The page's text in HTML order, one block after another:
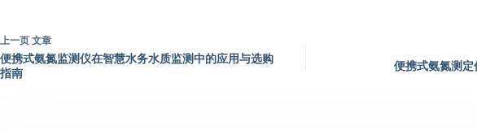
上一页 文章
便携式氨氮监测仪在智慧水务水质监测中的应用与选购
指南
便携式氨氮测